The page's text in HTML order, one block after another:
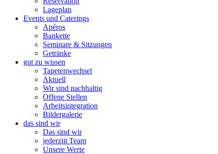
Lageplan
Events und Caterings
Apéros
Bankette
Seminare & Sitzungen
Getränke
gut zu wissen
Tapetenwechsel
Aktuell
Wir sind nachhaltig
Offene Stellen
Arbeitsintegration
Bildergalerie
das sind wir
Das sind wir
jederziit Team
Unsere Werte